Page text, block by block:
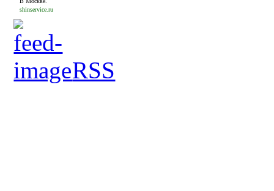
shinservice.ru
RSS